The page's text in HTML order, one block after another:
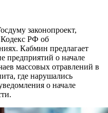
законопроект,
РФ об
Кабмин предлагает
предприятий о начале
массовых отравлений в
где нарушались
о начале